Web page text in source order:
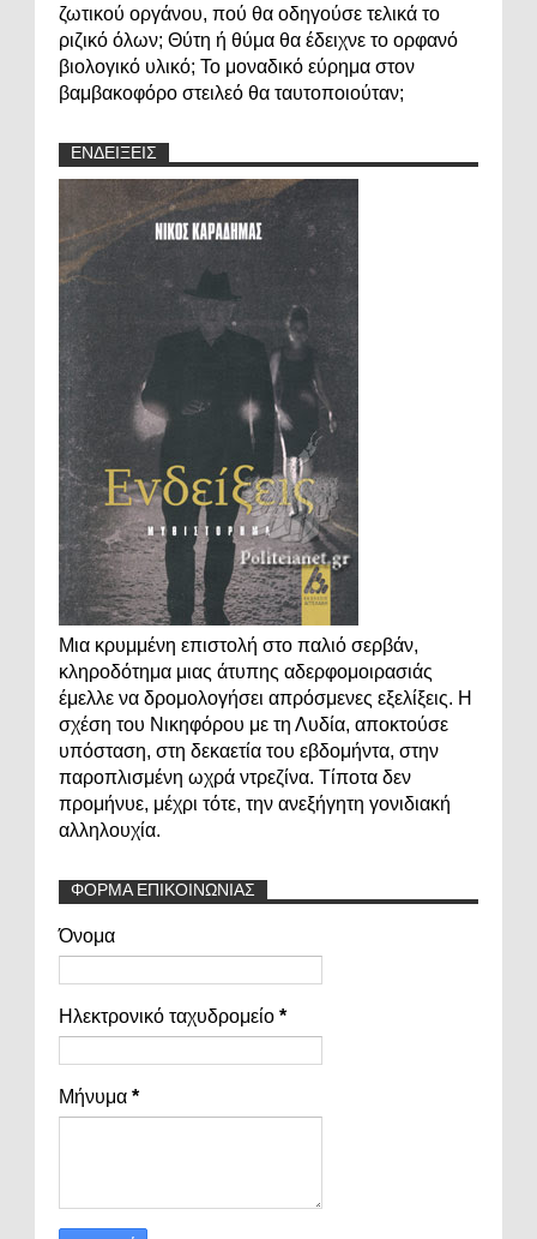
ζωτικού οργάνου, πού θα οδηγούσε τελικά το
ριζικό όλων; Θύτη ή θύμα θα έδειχνε το ορφανό
βιολογικό υλικό; Το μοναδικό εύρημα στον
βαμβακοφόρο στειλεό θα ταυτοποιούταν;
ΕΝΔΕΙΞΕΙΣ
Μια κρυμμένη επιστολή στο παλιό σερβάν,
κληροδότημα μιας άτυπης αδερφομοιρασιάς
έμελλε να δρομολογήσει απρόσμενες εξελίξεις. Η
σχέση του Νικηφόρου με τη Λυδία, αποκτούσε
υπόσταση, στη δεκαετία του εβδομήντα, στην
παροπλισμένη ωχρά ντρεζίνα. Τίποτα δεν
προμήνυε, μέχρι τότε, την ανεξήγητη γονιδιακή
αλληλουχία.
ΦΟΡΜΑ ΕΠΙΚΟΙΝΩΝΙΑΣ
Όνομα
Ηλεκτρονικό ταχυδρομείο *
Μήνυμα *